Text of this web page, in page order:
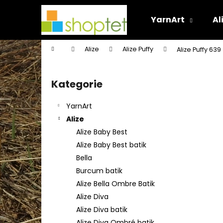
YarnArt
Domů Alize Alize Puffy Alize Puffy 639
P
o
s
t
r
a
n
n
í
p
a
n
Přeskočit
kategorie
Kategorie
YarnArt
Alize
Alize Baby Best
Alize Baby Best batik
Bella
Burcum batik
Alize Bella Ombre Batik
Alize Diva
Alize Diva batik
í
k
Zpět
do
obchodu
Zpět
do
obchodu